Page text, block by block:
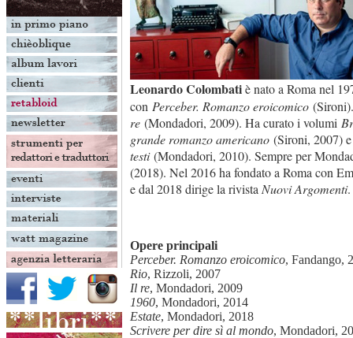
Leonardo Colombatiè nato a Roma nel
con Perceber. Romanzo eroicomico
re (Mondadori, 2009). Ha curato i volumi
grande romanzo americano (Sironi, 2007)
testi(Mondadori, 2010). Sempre per
(2018). Nel 2016 ha fondato a Roma con
e dal 2018 dirige la rivista Nuovi Argomenti.
Opere principali
Perceber. Romanzo eroicomico, Fandango,
Rio, Rizzoli, 2007
Il re, Mondadori, 2009
1960, Mondadori, 2014
Estate, Mondadori, 2018
Scrivere per dire sì al mondo, Mondadori,